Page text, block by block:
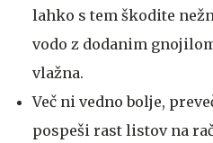
lahko s tem škodite
vodo z dodanim
vlažna.
Več ni vedno bolje,
pospeši rast listov na